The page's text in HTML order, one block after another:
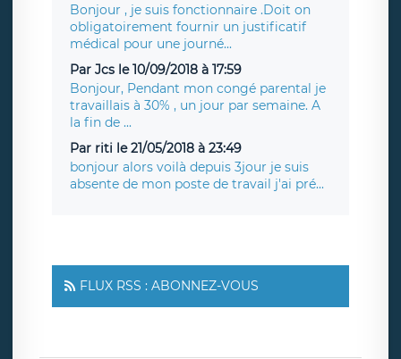
Bonjour , je suis fonctionnaire .Doit on
obligatoirement fournir un justificatif
médical pour une journé...
Par Jcs le 10/09/2018 à 17:59
Bonjour, Pendant mon congé parental je
travaillais à 30% , un jour par semaine. A
la fin de ...
Par riti le 21/05/2018 à 23:49
bonjour alors voilà depuis 3jour je suis
absente de mon poste de travail j'ai pré...
FLUX RSS : ABONNEZ-VOUS